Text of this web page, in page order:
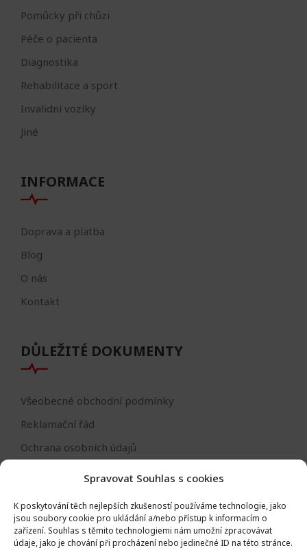
Spravovat Souhlas s cookies
K poskytování těch nejlepších zkušeností používáme technologie, jako
jsou soubory cookie pro ukládání a/nebo přístup k informacím o
zařízení. Souhlas s těmito technologiemi nám umožní zpracovávat
údaje, jako je chování při procházení nebo jedinečné ID na této stránce.
Pomůcky při chůzi
Péče o pacienta
Diagnostika
Rehabilitace a sport
Invalidní vozíky
Jiné
INFORMACE
Doprava a platba
Blog
O nás
Kontakt
DŮLEŽITÉ DOKUMENTY
Všeobecné obchodní podmínky
Reklamační řád
Ochrana osobních údajů
Formulář - odstoupení od smlouvy
Odstoupení od smlouvy